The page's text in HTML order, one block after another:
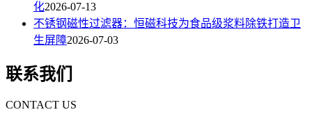
化2026-07-13
不锈钢磁性过滤器：恒磁科技为食品级浆料除铁打造卫
生屏障2026-07-03
联系我们
CONTACT US